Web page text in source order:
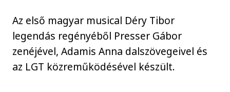
Az első magyar musical Déry Tibor
legendás regényéből Presser Gábor
zenéjével, Adamis Anna dalszövegeivel és
az LGT közreműködésével készült.